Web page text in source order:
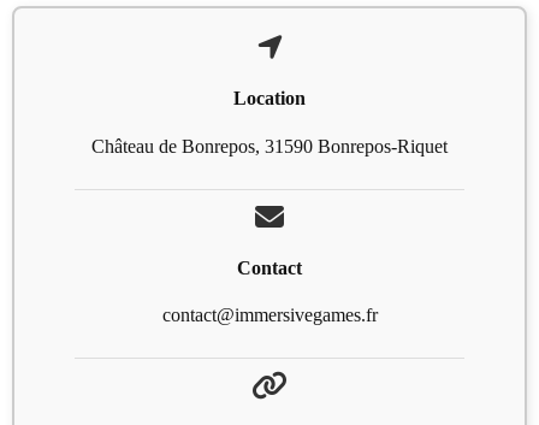
Location
Château de Bonrepos, 31590 Bonrepos-Riquet
Contact
contact@immersivegames.fr